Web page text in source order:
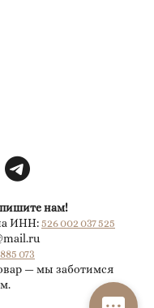
нам!
ИНН:526 002 037 525
073
— мы заботимся